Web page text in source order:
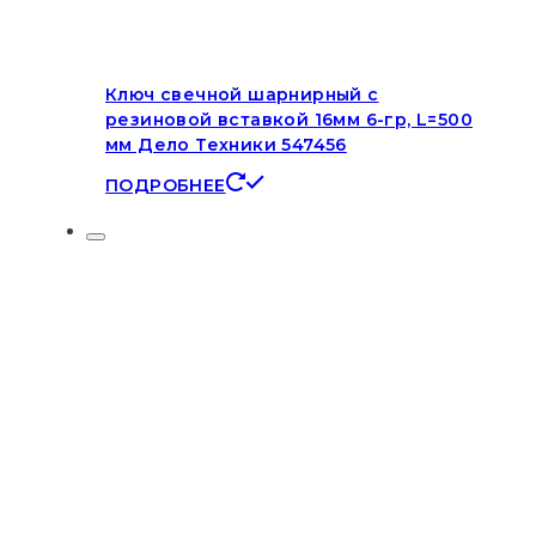
Ключ свечной шарнирный с
резиновой вставкой 16мм 6-гр, L=500
мм Дело Техники 547456
ПОДРОБНЕЕ